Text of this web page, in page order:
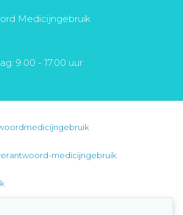
Medicijngebruik
9.00 - 17.00 uur
medicijngebruik